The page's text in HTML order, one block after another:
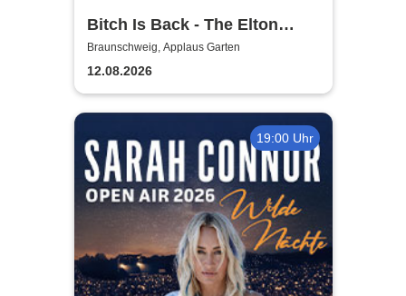
Bitch Is Back - The Elton
John Show
Braunschweig, Applaus Garten
12.08.2026
19:00 Uhr